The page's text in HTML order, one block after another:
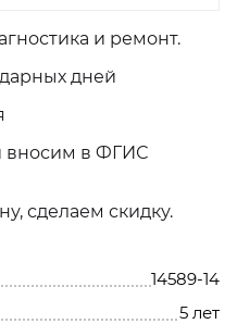
и ремонт.
дней
вносим в ФГИС
сделаем скидку.
14589-14
5 лет